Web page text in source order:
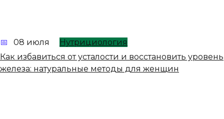
08 июля
Нутрициология
Как избавиться от усталости и восстановить уровень
железа: натуральные методы для женщин